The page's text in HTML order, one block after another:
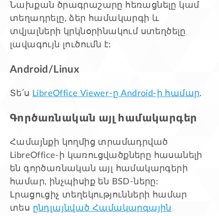
Նախքան ծրագրաշարը հեռացնելը կամ
տեղադրելը, ձեր համակարգի և
տվյալների կրկնօրինակում ստեղծելը
լավագույն լուծումն է:
Android/Linux
Տե՛ս LibreOffice Viewer-ը Android-ի համար.
Գործառնական այլ համակարգեր
Համայնքի կողմից տրամադրված
LibreOffice-ի կառուցվածքները հասանելի
են գործառնական այլ համակարգերի
համար, ինչպիսիք են BSD-ները:
Լրացուցիչ տեղեկությունների համար
տես ընդլայնված Համակարգային